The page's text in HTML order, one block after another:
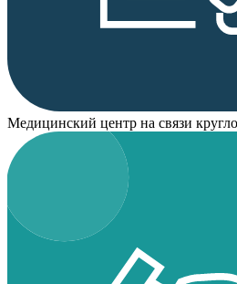
Медицинский центр на связи